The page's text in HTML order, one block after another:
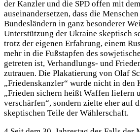
der Kanzler und die SPD offen mit
auseinandersetzen, dass die
Bundesländern in ganz besonderer
Unterstützung der Ukraine skeptisch
trotz der eigenen Erfahrung, einem
mehr in die Fußstapfen des
getreten ist, Verhandlungs- und
zutrauen. Die Plakatierung von Olaf
„Friedenskanzler“ wurde nicht in den
„Frieden sichern heißt Waffen liefern
verschärfen“, sondern zielte eher auf
skeptischen Teile der Wählerschaft.